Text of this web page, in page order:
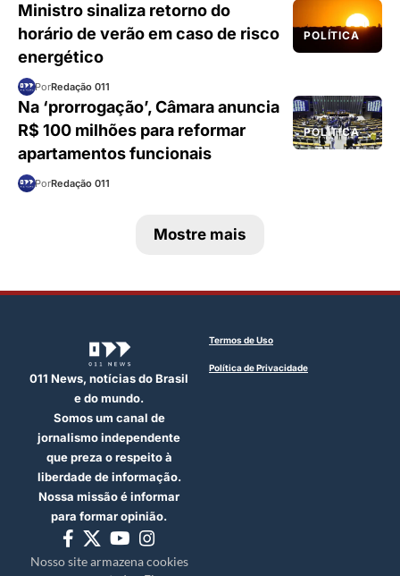
POLÍTICA
Ministro sinaliza retorno do
horário de verão em caso de risco
energético
PorRedação 011
POLÍTICA
Na ‘prorrogação’, Câmara anuncia
R$ 100 milhões para reformar
apartamentos funcionais
PorRedação 011
Mostre mais
011 News, notícias do Brasil
e do mundo.
Somos um canal de
jornalismo independente
que preza o respeito à
liberdade de informação.
Nossa missão é informar
para formar opinião.
Nosso site armazena cookies
Termos de Uso
Política de Privacidade